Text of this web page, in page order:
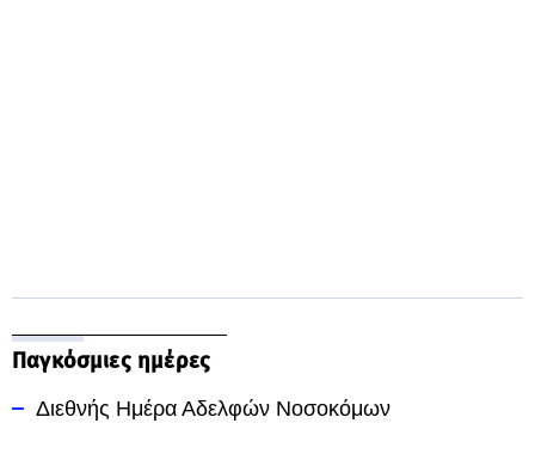
Παγκόσμιες ημέρες
Διεθνής Ημέρα Αδελφών Νοσοκόμων